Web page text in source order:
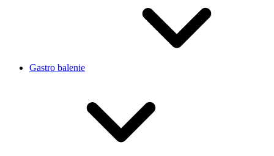
Gastro balenie